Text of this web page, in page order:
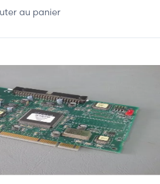
au panier